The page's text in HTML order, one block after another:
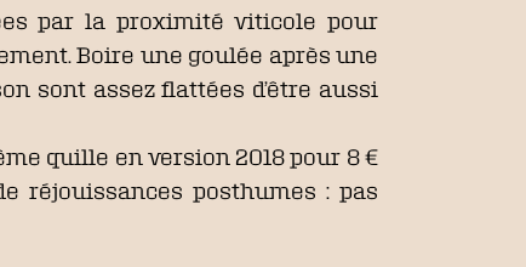
par la proximité viticole pour
Boire une goulée après une
sont assez flattées d’être aussi
quille en version 2018 pour 8 €
réjouissances posthumes : pas